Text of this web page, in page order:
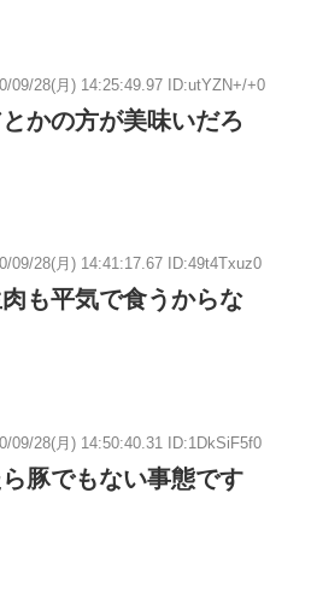
09/28(月) 14:25:49.97 ID:utYZN+/+0
かの方が美味いだろ
09/28(月) 14:41:17.67 ID:49t4Txuz0
も平気で食うからな
09/28(月) 14:50:40.31 ID:1DkSiF5f0
豚でもない事態です